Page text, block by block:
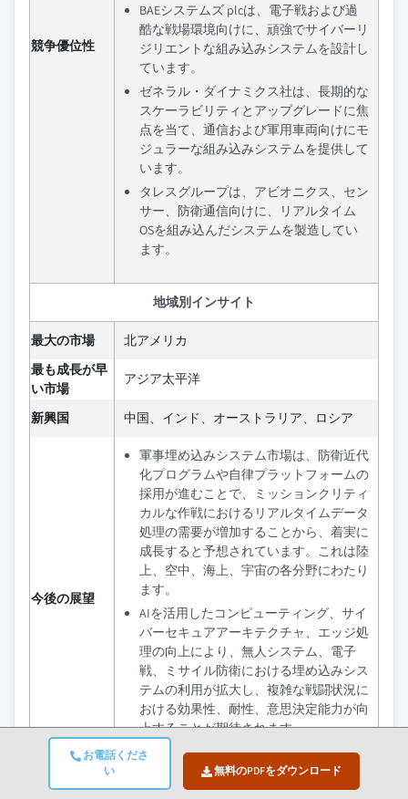
お電話くださ
い
無料のPDFをダウンロード
競争優位性
BAEシステムズ plcは、電子戦および過
酷な戦場環境向けに、頑強でサイバーリ
ジリエントな組み込みシステムを設計し
ています。
ゼネラル・ダイナミクス社は、長期的な
スケーラビリティとアップグレードに焦
点を当て、通信および軍用車両向けにモ
ジュラーな組み込みシステムを提供して
います。
タレスグループは、アビオニクス、セン
サー、防衛通信向けに、リアルタイム
OSを組み込んだシステムを製造してい
ます。
地域別インサイト
最大の市場
北アメリカ
最も成長が早
い市場
アジア太平洋
新興国 中国、インド、オーストラリア、ロシア
今後の展望
軍事埋め込みシステム市場は、防衛近代
化プログラムや自律プラットフォームの
採用が進むことで、ミッションクリティ
カルな作戦におけるリアルタイムデータ
処理の需要が増加することから、着実に
成長すると予想されています。これは陸
上、空中、海上、宇宙の各分野にわたり
ます。
AIを活用したコンピューティング、サイ
バーセキュアアーキテクチャ、エッジ処
理の向上により、無人システム、電子
戦、ミサイル防衛における埋め込みシス
テムの利用が拡大し、複雑な戦闘状況に
おける効果性、耐性、意思決定能力が向
上することが期待されます。
この市場における成長の機会は何でしょうか?